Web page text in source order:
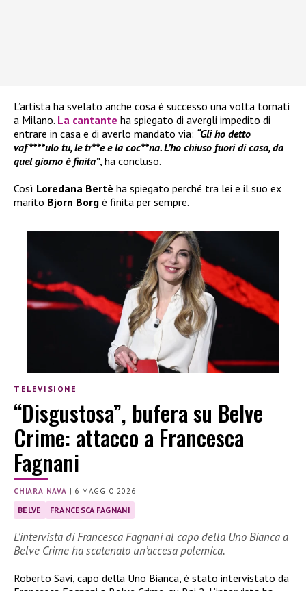
L’artista ha svelato anche cosa è successo una volta tornati
a Milano. La cantante ha spiegato di avergli impedito di
entrare in casa e di averlo mandato via: “Gli ho detto
vaf****ulo tu, le tr**e e la coc**na. L’ho chiuso fuori di casa, da
quel giorno è finita”, ha concluso.
Così Loredana Bertè ha spiegato perché tra lei e il suo ex
marito Bjorn Borg è finita per sempre.
TELEVISIONE
“Disgustosa”, bufera su Belve
Crime: attacco a Francesca
Fagnani
CHIARA NAVA | 6 MAGGIO 2026
BELVE FRANCESCA FAGNANI
L’intervista di Francesca Fagnani al capo della Uno Bianca a
Belve Crime ha scatenato un’accesa polemica.
Roberto Savi, capo della Uno Bianca, è stato intervistato da